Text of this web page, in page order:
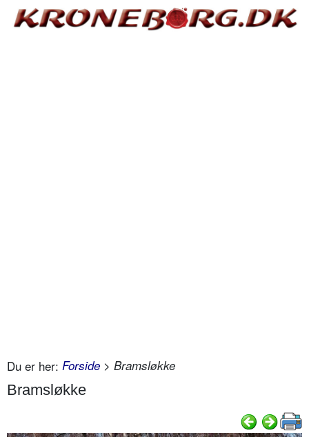
Du er her: Forside > Bramsløkke
Bramsløkke